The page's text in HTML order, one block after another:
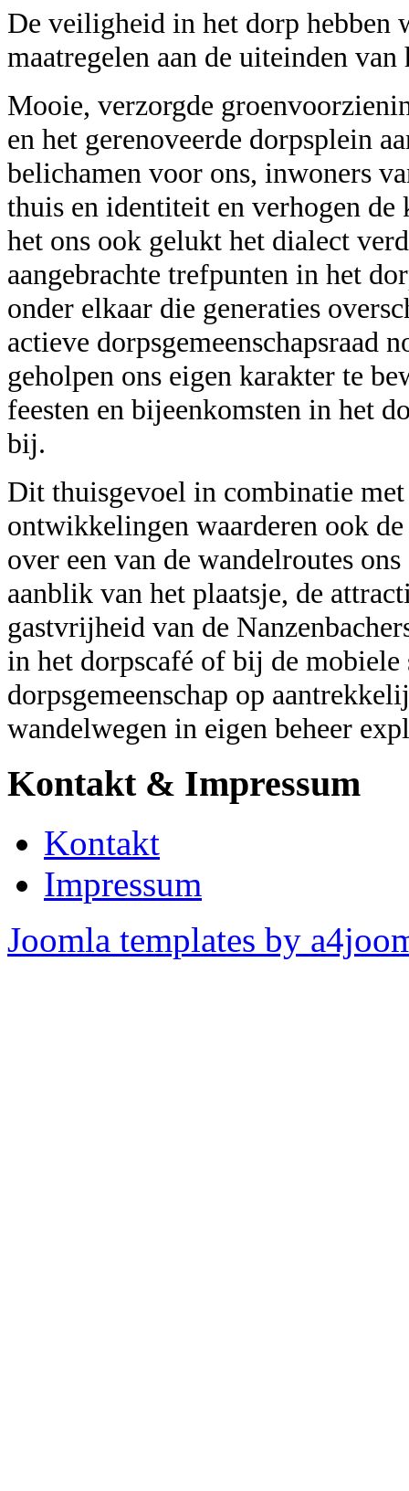
De veiligheid in het dorp hebben
maatregelen aan de uiteinden
Mooie, verzorgde
en het gerenoveerde dorpsplein
belichamen voor ons, inwoners
thuis en identiteit en verhogen
het ons ook gelukt het dialect
aangebrachte trefpunten in het
onder elkaar die generaties
actieve dorpsgemeenschapsraad
geholpen ons eigen karakter te
feesten en bijeenkomsten in het
bij.
Dit thuisgevoel in combinatie
ontwikkelingen waarderen ook
over een van de wandelroutes
aanblik van het plaatsje, de
gastvrijheid van de
in het dorpscafé of bij de mobiele
dorpsgemeenschap op
wandelwegen in eigen beheer
Kontakt & Impressum
Kontakt
Impressum
Joomla templates by